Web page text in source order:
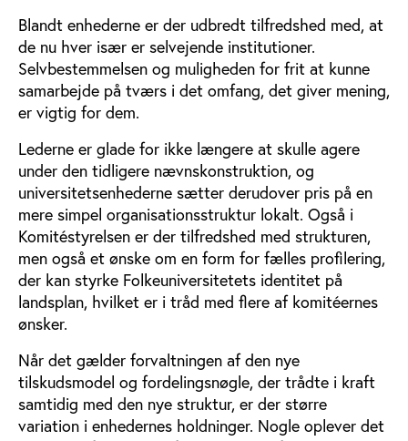
Blandt enhederne er der udbredt tilfredshed med, at
de nu hver især er selvejende institutioner.
Selvbestemmelsen og muligheden for frit at kunne
samarbejde på tværs i det omfang, det giver mening,
er vigtig for dem.
Lederne er glade for ikke længere at skulle agere
under den tidligere nævnskonstruktion, og
universitetsenhederne sætter derudover pris på en
mere simpel organisationsstruktur lokalt. Også i
Komitéstyrelsen er der tilfredshed med strukturen,
men også et ønske om en form for fælles profilering,
der kan styrke Folkeuniversitetets identitet på
landsplan, hvilket er i tråd med flere af komitéernes
ønsker.
Når det gælder forvaltningen af den nye
tilskudsmodel og fordelingsnøgle, der trådte i kraft
samtidig med den nye struktur, er der større
variation i enhedernes holdninger. Nogle oplever det